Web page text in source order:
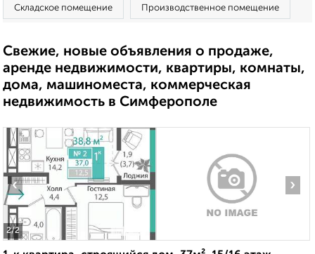
Складское помещение Производственное помещение
Свежие, новые объявления о продаже,
аренде недвижимости, квартиры, комнаты,
дома, машиноместа, коммерческая
недвижимость в Симферополе
2/2
‹ ›